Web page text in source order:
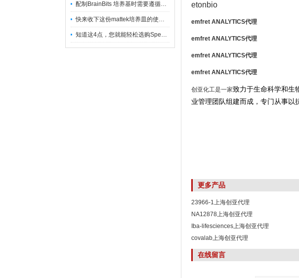
配制BrainBits 培养基时需要遵循的原则
快来收下这份mattek培养皿的使用指南
知道这4点，您就能轻松选购Spectrum 膜
etonbio
emfret ANALYTICS代理
emfret ANALYTICS代理
emfret ANALYTICS代理
emfret ANALYTICS代理
创亚化工是一家致力于生命科学和生
业管理团队组建而成，专门从事以
更多产品
23966-1上海创亚代理
NA12878上海创亚代理
Iba-lifesciences上海创亚代理
covalab上海创亚代理
在线留言